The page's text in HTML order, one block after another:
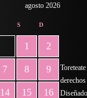
agosto 2026
S D
1 2
7 8 9
14 15 16